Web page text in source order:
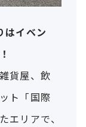
はイベン
貨屋、飲
ト「国際
エリアで、